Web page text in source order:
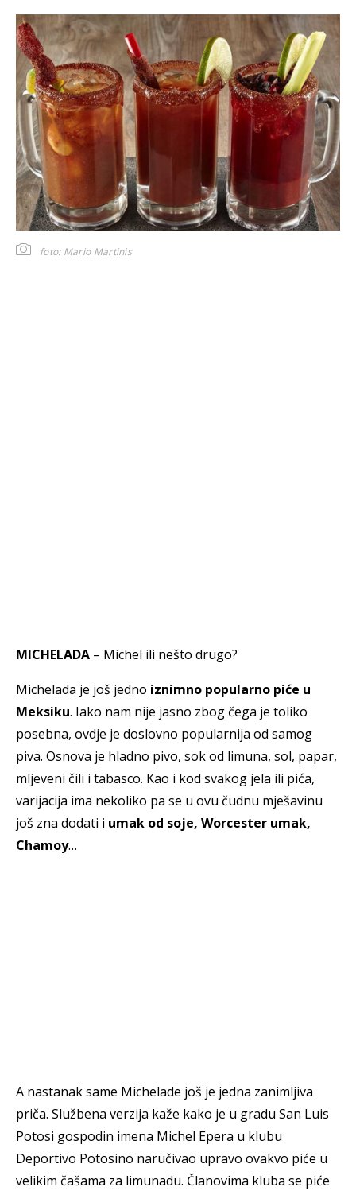
foto: Mario Martinis
MICHELADA – Michel ili nešto drugo?
Michelada je još jedno iznimno popularno piće u
Meksiku. Iako nam nije jasno zbog čega je toliko
posebna, ovdje je doslovno popularnija od samog
piva. Osnova je hladno pivo, sok od limuna, sol, papar,
mljeveni čili i tabasco. Kao i kod svakog jela ili pića,
varijacija ima nekoliko pa se u ovu čudnu mješavinu
još zna dodati i umak od soje, Worcester umak,
Chamoy…
A nastanak same Michelade još je jedna zanimljiva
priča. Službena verzija kaže kako je u gradu San Luis
Potosi gospodin imena Michel Epera u klubu
Deportivo Potosino naručivao upravo ovakvo piće u
velikim čašama za limunadu. Članovima kluba se piće